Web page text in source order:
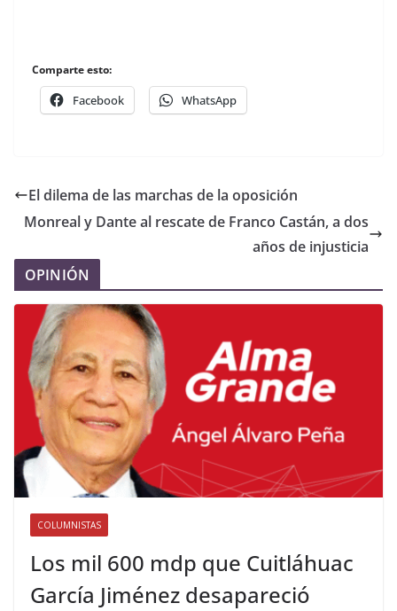
Comparte esto:
Facebook WhatsApp
El dilema de las marchas de la oposición
Monreal y Dante al rescate de Franco Castán, a dos
años de injusticia
OPINIÓN
COLUMNISTAS
Los mil 600 mdp que Cuitláhuac
García Jiménez desapareció